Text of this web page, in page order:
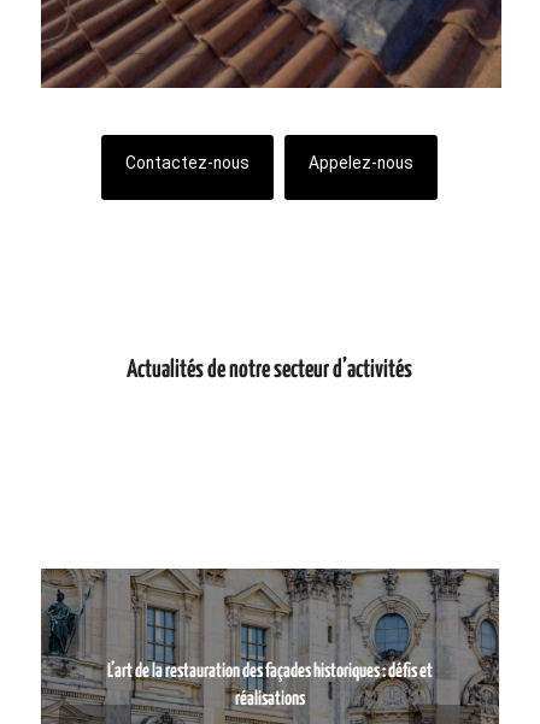
Contactez-nous Appelez-nous
Actualités de notre secteur d’activités
L’art de la restauration des façades historiques : défis et
réalisations